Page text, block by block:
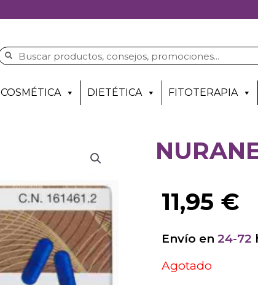
COSMÉTICA DIETÉTICA FITOTERAPIA
11,95 €
Envío en 24-72
Agotado